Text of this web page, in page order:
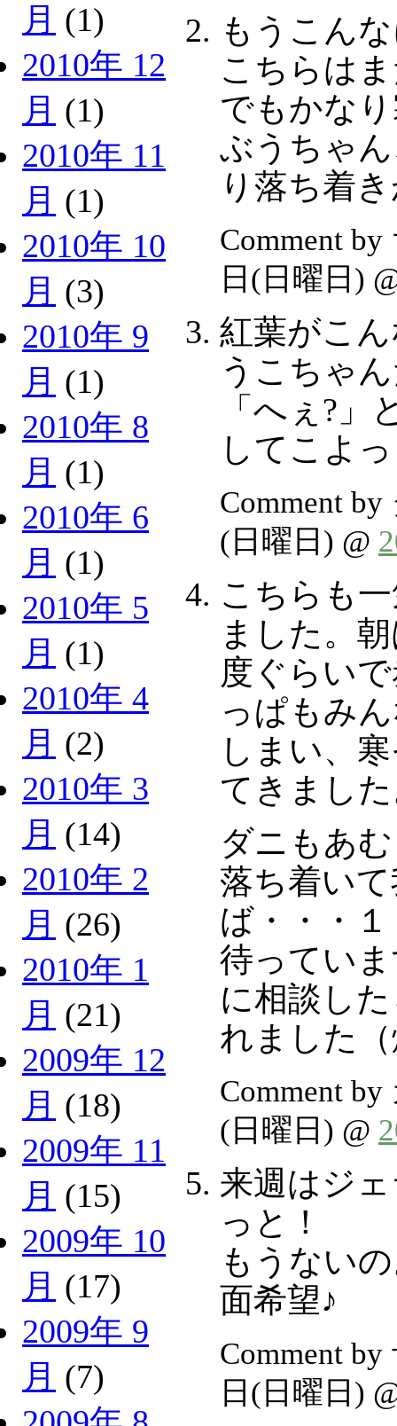
月 (1)
2010年 12
月 (1)
2010年 11
月 (1)
2010年 10
月 (3)
2010年 9
月 (1)
2010年 8
月 (1)
2010年 6
月 (1)
2010年 5
月 (1)
2010年 4
月 (2)
2010年 3
月 (14)
2010年 2
月 (26)
2010年 1
月 (21)
2009年 12
月 (18)
2009年 11
月 (15)
2009年 10
月 (17)
2009年 9
月 (7)
もうこん
こちらは
でもかな
ぶうちゃ
り落ち着
Comment
日(日曜日)
紅葉がこ
うこちゃ
「へぇ?
してこよ
Comment
(日曜日) @
こちらも
ました。
度ぐらい
っぱもみ
しまい、
てきまし
ダニもあ
落ち着い
ば・・・
待ってい
に相談し
れました
Comment
(日曜日) @
来週はジ
っと！
もうない
面希望♪
Comment
日(日曜日)